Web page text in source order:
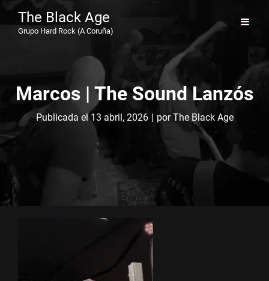
The Black Age
Grupo Hard Rock (A Coruña)
Marcos | The Sound Lanzós
Publicada el13 abril, 2026 | porByline
The Black Age